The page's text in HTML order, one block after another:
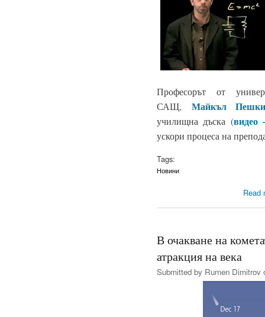
Професорът от
САЩ, Майкъл
училищна дъска (видео
ускори процеса на
Tags:
Новини
Read
В очакване на
атракция на века
Submitted by Rumen Dimitrov